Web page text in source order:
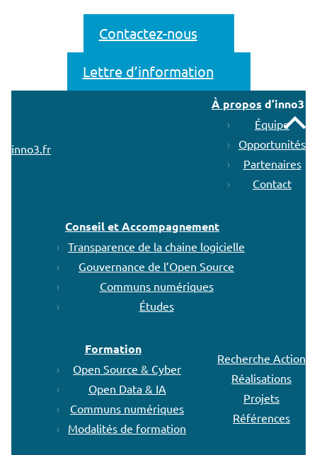
Contactez-nous
Lettre d’information
inno3.fr
À propos d’inno3
Équipe
Opportunités
Partenaires
Contact
Conseil et Accompagnement
Transparence de la chaine logicielle
Gouvernance de l’Open Source
Communs numériques
Études
Formation
Open Source & Cyber
Open Data & IA
Communs numériques
Modalités de formation
Recherche Action
Réalisations
Projets
Références
Remonter